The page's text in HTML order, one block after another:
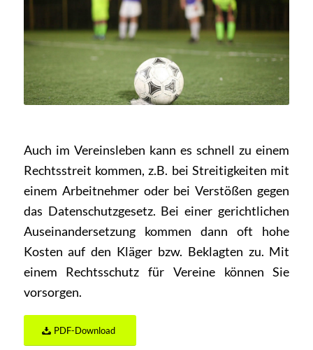
Auch im Vereinsleben kann es schnell zu einem
Rechtsstreit kommen, z.B. bei Streitigkeiten mit
einem Arbeitnehmer oder bei Verstößen gegen
das Datenschutzgesetz. Bei einer gerichtlichen
Auseinandersetzung kommen dann oft hohe
Kosten auf den Kläger bzw. Beklagten zu. Mit
einem Rechtsschutz für Vereine können Sie
vorsorgen.
PDF-Download